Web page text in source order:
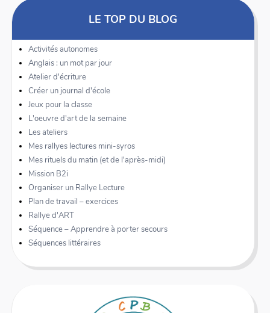
LE TOP DU BLOG
Activités autonomes
Anglais : un mot par jour
Atelier d'écriture
Créer un journal d'école
Jeux pour la classe
L'oeuvre d'art de la semaine
Les ateliers
Mes rallyes lectures mini-syros
Mes rituels du matin (et de l'après-midi)
Mission B2i
Organiser un Rallye Lecture
Plan de travail – exercices
Rallye d'ART
Séquence – Apprendre à porter secours
Séquences littéraires